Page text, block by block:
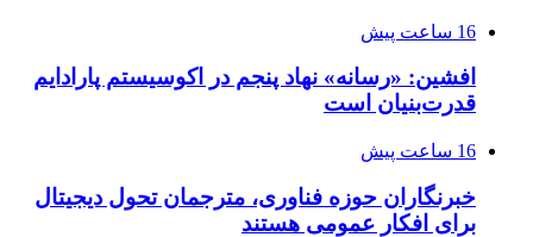
16 ساعت پیش
افشین: «رسانه» نهاد پنجم در اکوسیستم پارادایم
قدرت‌بنیان است
16 ساعت پیش
خبرنگاران حوزه فناوری، مترجمان تحول دیجیتال
برای افکار عمومی هستند